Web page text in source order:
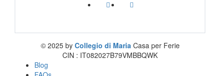
© 2025 by Collegio di Maria Casa per Ferie
CIN : IT082027B79VMBBQWK
Blog